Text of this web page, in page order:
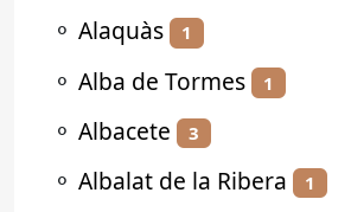
⚬ Alaquàs 1
⚬ Alba de Tormes 1
⚬ Albacete 3
⚬ Albalat de la Ribera 1